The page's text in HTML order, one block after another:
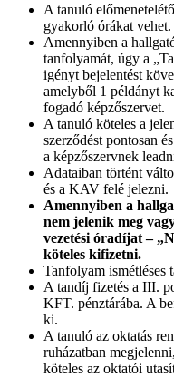
A tanuló
gyakorló órákat vehet.
Amennyiben a
tanfolyamát, úgy a
igényt bejelentést
amelyből 1 példányt
fogadó képzőszervet.
A tanuló köteles a
szerződést pontosan
a képzőszervnek
Adataiban történt
és a KAV felé jelezni.
Amennyiben a
nem jelenik meg
vezetési óradíjat –
köteles kifizetni.
Tanfolyam ismétléses
A tandíj fizetés a III.
KFT. pénztárába. A
ki.
A tanuló az oktatás
ruházatban
köteles az oktatói